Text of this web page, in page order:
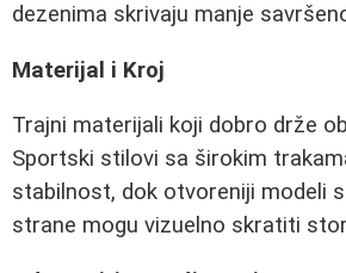
dezenima skrivaju manje
Materijal i Kroj
Trajni materijali koji dobro drže
Sportski stilovi sa širokim
stabilnost, dok otvoreniji modeli
strane mogu vizuelno skratiti